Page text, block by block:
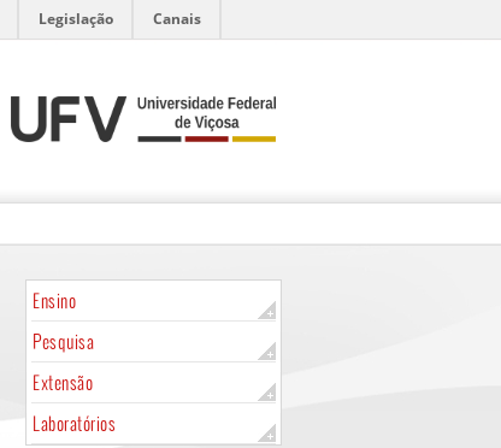
Legislação Canais
Ensino
Pesquisa
Extensão
Laboratórios